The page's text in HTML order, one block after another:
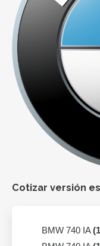
Cotizar versión
BMW 740 IA